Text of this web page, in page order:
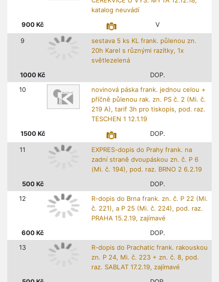
CEREKVICE U VYS. MÝTA 12.12.18,
katalog neuvádí
900 Kč V
9
sestava 5 ks KL frank. půlenou zn.
20h Karel s různými razítky, 1x
světlezelená
1000 Kč DOP.
novinová páska frank. jednou celou +
příčně půlenou rak. zn. PS č. 2 (Mi. č.
219 A), tarif 3h pro tiskopis, pod. raz.
EXPRES-dopis do Prahy frank. na
zadní straně dvoupáskou zn. č. P 6
(Mi. č. 194), pod. raz. BRNO 2 6.2.19
500Kč
DOP.
R-dopis do Brna frank. zn. č. P 22 (Mi.
č. 221), a P 25 (Mi. č. 224), pod. raz.
PRAHA 15.2.19, zajímavé
600Kč
DOP.
R-dopis do Prachatic frank. rakouskou
zn. P 24, Mi. č. 223 + zn. č. 8, pod.
raz. SABLAT 17.2.19, zajímavé